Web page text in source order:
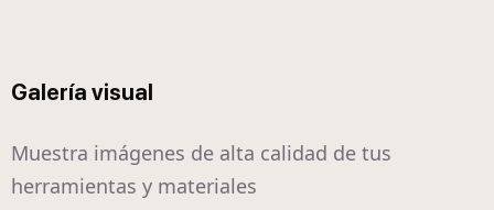
Galería visual
Muestra imágenes de alta calidad de tus
herramientas y materiales